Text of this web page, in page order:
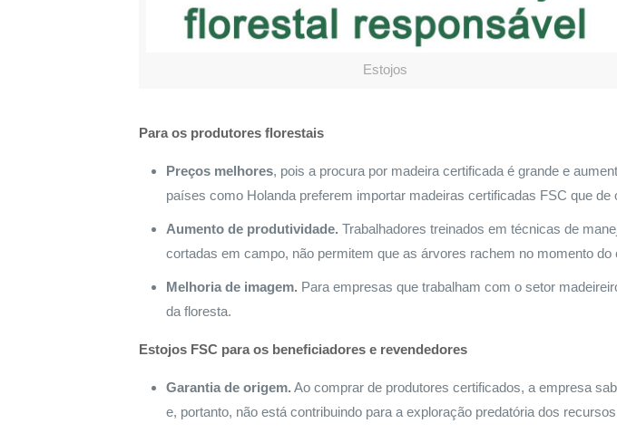
Estojos
Para os produtores florestais
Preços melhores, pois a procura por madeira certificada é grande e
países como Holanda preferem importar madeiras certificadas FSC que de
Aumento de produtividade. Trabalhadores treinados em técnicas de
cortadas em campo, não permitem que as árvores rachem no momento
Melhoria de imagem. Para empresas que trabalham com o setor
da floresta.
Estojos FSC para os beneficiadores e revendedores
Garantia de origem. Ao comprar de produtores certificados, a empresa
e, portanto, não está contribuindo para a exploração predatória dos